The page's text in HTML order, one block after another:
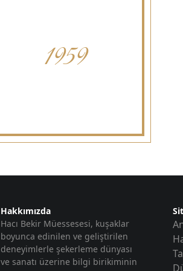
1959
Hakkımızda
Hacı Bekir Müessesesi, kuşaklar
boyunca edinilen ve geliştirilen
deneyimlerle şekerleme dünyası
ve sanatı üzerine bilgi birikiminin